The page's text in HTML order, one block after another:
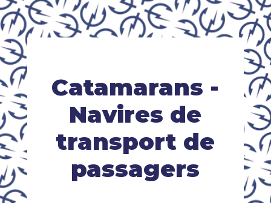
Catamarans -
Navires de
transport de
passagers